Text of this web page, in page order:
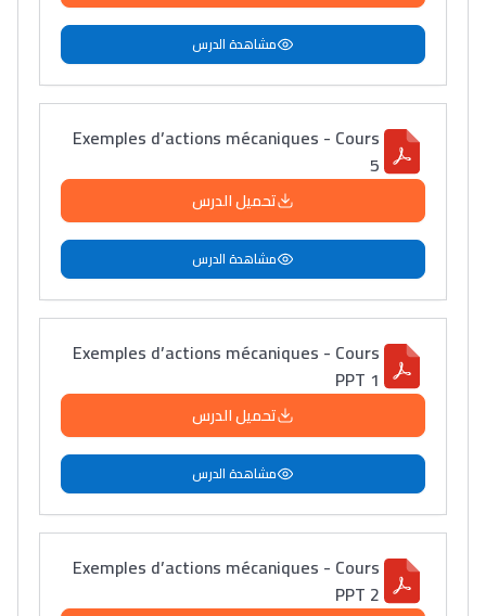
مشاهدة الدرس
Exemples d’actions mécaniques - Cours
5
تحميل الدرس
مشاهدة الدرس
Exemples d’actions mécaniques - Cours
PPT 1
تحميل الدرس
مشاهدة الدرس
Exemples d’actions mécaniques - Cours
PPT 2